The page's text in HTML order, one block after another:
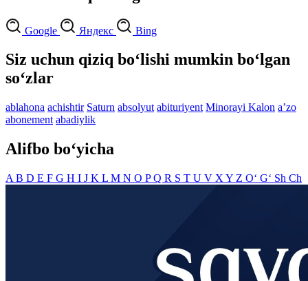
Google Яндекс Bing
Siz uchun qiziq bo‘lishi mumkin bo‘lgan
so‘zlar
ablahona achishtir Saturn absolyut abituriyent Minorayi Kalon aʼzo
abonement abadiylik
Alifbo bo‘yicha
A B D E F G H I J K L M N O PQ R S T U V X Y Z O‘ G‘ Sh Ch